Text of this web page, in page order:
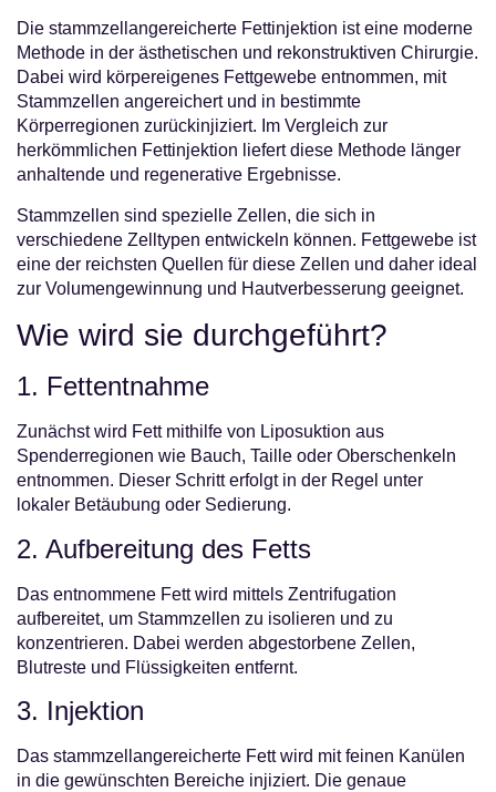
Die stammzellangereicherte Fettinjektion ist eine moderne
Methode in der ästhetischen und rekonstruktiven Chirurgie.
Dabei wird körpereigenes Fettgewebe entnommen, mit
Stammzellen angereichert und in bestimmte
Körperregionen zurückinjiziert. Im Vergleich zur
herkömmlichen Fettinjektion liefert diese Methode länger
anhaltende und regenerative Ergebnisse.
Stammzellen sind spezielle Zellen, die sich in
verschiedene Zelltypen entwickeln können. Fettgewebe ist
eine der reichsten Quellen für diese Zellen und daher ideal
zur Volumengewinnung und Hautverbesserung geeignet.
Wie wird sie durchgeführt?
1. Fettentnahme
Zunächst wird Fett mithilfe von Liposuktion aus
Spenderregionen wie Bauch, Taille oder Oberschenkeln
entnommen. Dieser Schritt erfolgt in der Regel unter
lokaler Betäubung oder Sedierung.
2. Aufbereitung des Fetts
Das entnommene Fett wird mittels Zentrifugation
aufbereitet, um Stammzellen zu isolieren und zu
konzentrieren. Dabei werden abgestorbene Zellen,
Blutreste und Flüssigkeiten entfernt.
3. Injektion
Das stammzellangereicherte Fett wird mit feinen Kanülen
in die gewünschten Bereiche injiziert. Die genaue